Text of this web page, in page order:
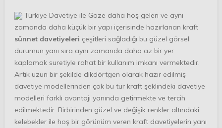
Türkiye Davetiye ile Göze daha hoş gelen ve aynı
zamanda daha küçük bir yapı içerisinde hazırlanan kraft
sünnet davetiyeleri çeşitleri sağladığı bu güzel görsel
durumun yanı sıra aynı zamanda daha az bir yer
kaplamak suretiyle rahat bir kullanım imkanı vermektedir.
Artık uzun bir şekilde dikdörtgen olarak hazır edilmiş
davetiye modellerinden çok bu tür kraft şeklindeki davetiye
modelleri farklı avantajı yanında getirmekte ve tercih
edilmektedir. Birbirinden güzel ve değişik renkler altındaki
kelebekler ile hoş bir görünüm veren kraft davetiyelerin yanı